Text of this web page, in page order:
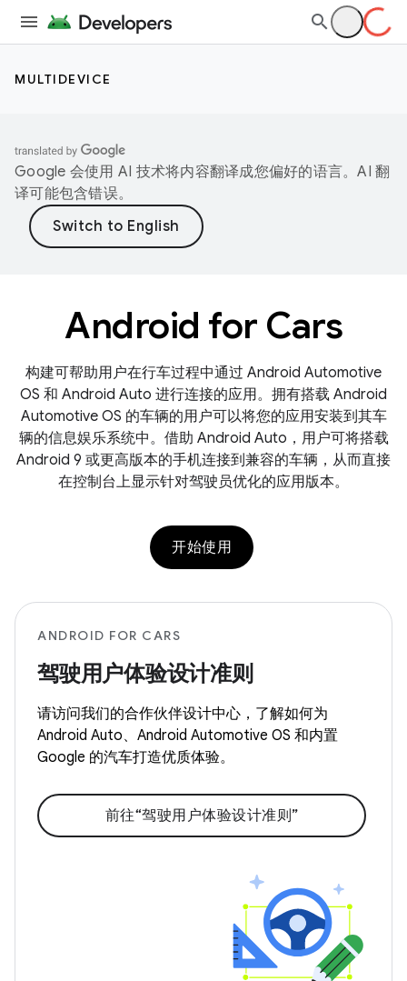
MULTIDEVICE
Google 会使用 AI 技术将内容翻译成您偏好的语言。AI 翻
译可能包含错误。
Android for Cars
构建可帮助用户在行车过程中通过 Android Automotive
OS 和 Android Auto 进行连接的应用。拥有搭载 Android
Automotive OS 的车辆的用户可以将您的应用安装到其车
辆的信息娱乐系统中。借助 Android Auto，用户可将搭载
Android 9 或更高版本的手机连接到兼容的车辆，从而直接
在控制台上显示针对驾驶员优化的应用版本。
开始使用
ANDROID FOR CARS
驾驶用户体验设计准则
请访问我们的合作伙伴设计中心，了解如何为
Android Auto、Android Automotive OS 和内置
Google 的汽车打造优质体验。
前往“驾驶用户体验设计准则”